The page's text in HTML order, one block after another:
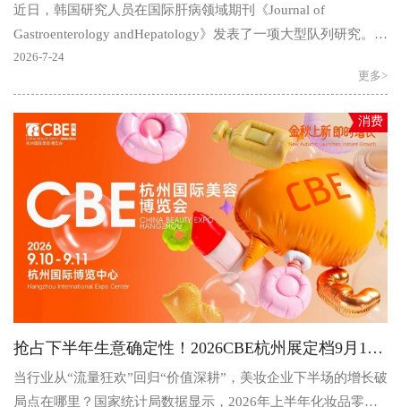
近日，韩国研究人员在国际肝病领域期刊《Journal of
Gastroenterology andHepatology》发表了一项大型队列研究。研
究显示，在年轻成年人中，使用传统卷烟与脂肪肝发生风险..
2026-7-24
更多>
消费
抢占下半年生意确定性！2026CBE杭州展定档9月10-11日，构筑“即时增长”新引擎
当行业从“流量狂欢”回归“价值深耕”，美妆企业下半场的增长破
局点在哪里？国家统计局数据显示，2026年上半年化妆品零售